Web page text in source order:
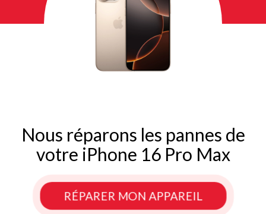
Nous réparons les pannes de
votre iPhone 16 Pro Max
RÉPARER MON APPAREIL